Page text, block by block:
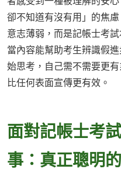
卻不知道有沒有用」的焦
意志薄弱，而是記帳士考
當內容能幫助考生辨識假
始思考，自己需不需要更
比任何表面宣傳更有效。
面對記帳士考
事：真正聰明